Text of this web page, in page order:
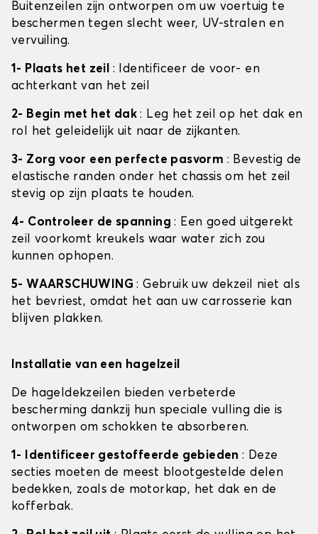
Buitenzeilen zijn ontworpen om uw voertuig te
beschermen tegen slecht weer, UV-stralen en
vervuiling.
1- Plaats het zeil : Identificeer de voor- en
achterkant van het zeil
2- Begin met het dak: Leg het zeil op het dak en
rol het geleidelijk uit naar de zijkanten.
3- Zorg voor een perfecte pasvorm : Bevestig de
elastische randen onder het chassis om het zeil
stevig op zijn plaats te houden.
4- Controleer de spanning: Een goed uitgerekt
zeil voorkomt kreukels waar water zich zou
kunnen ophopen.
5- WAARSCHUWING: Gebruik uw dekzeil niet als
het bevriest, omdat het aan uw carrosserie kan
blijven plakken.
Installatie van een hagelzeil
De hageldekzeilen bieden verbeterde
bescherming dankzij hun speciale vulling die is
ontworpen om schokken te absorberen.
1- Identificeer gestoffeerde gebieden: Deze
secties moeten de meest blootgestelde delen
bedekken, zoals de motorkap, het dak en de
kofferbak.